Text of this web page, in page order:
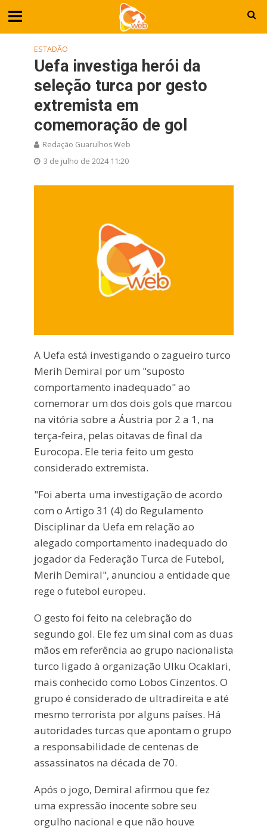
ESTADÃO
Uefa investiga herói da
seleção turca por gesto
extremista em
comemoração de gol
Redação Guarulhos Web
3 de julho de 2024 11:20
A Uefa está investigando o zagueiro turco
Merih Demiral por um "suposto
comportamento inadequado" ao
comemorar um dos dois gols que marcou
na vitória sobre a Áustria por 2 a 1, na
terça-feira, pelas oitavas de final da
Eurocopa. Ele teria feito um gesto
considerado extremista.
"Foi aberta uma investigação de acordo
com o Artigo 31 (4) do Regulamento
Disciplinar da Uefa em relação ao
alegado comportamento inadequado do
jogador da Federação Turca de Futebol,
Merih Demiral", anunciou a entidade que
rege o futebol europeu.
O gesto foi feito na celebração do
segundo gol. Ele fez um sinal com as duas
mãos em referência ao grupo nacionalista
turco ligado à organização Ulku Ocaklari,
mais conhecido como Lobos Cinzentos. O
grupo é considerado de ultradireita e até
mesmo terrorista por alguns países. Há
autoridades turcas que apontam o grupo
a responsabilidade de centenas de
assassinatos na década de 70.
Após o jogo, Demiral afirmou que fez
uma expressão inocente sobre seu
orgulho nacional e que não houve